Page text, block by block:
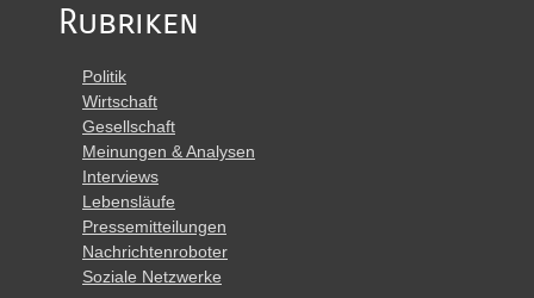
Rubriken
Politik
Wirtschaft
Gesellschaft
Meinungen & Analysen
Interviews
Lebensläufe
Pressemitteilungen
Nachrichtenroboter
Soziale Netzwerke